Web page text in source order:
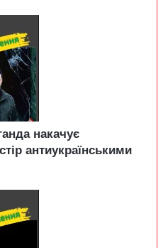
накачує
антиукраїнськими